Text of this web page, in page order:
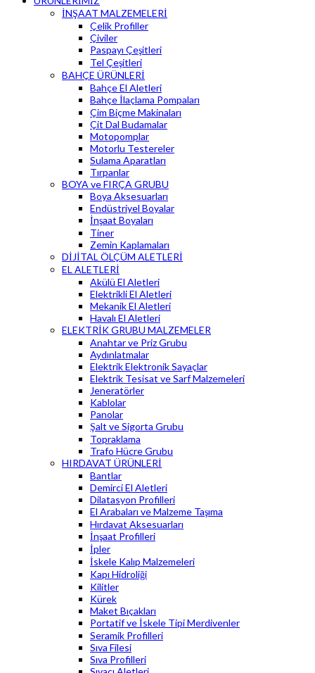
İNŞAAT MALZEMELERİ
Çelik Profiller
Çiviler
Paspayı Çeşitleri
Tel Çeşitleri
BAHÇE ÜRÜNLERİ
Bahçe El Aletleri
Bahçe İlaçlama Pompaları
Çim Biçme Makinaları
Çit Dal Budamalar
Motopomplar
Motorlu Testereler
Sulama Aparatları
Tırpanlar
BOYA ve FIRÇA GRUBU
Boya Aksesuarları
Endüstriyel Boyalar
İnşaat Boyaları
Tiner
Zemin Kaplamaları
DİJİTAL ÖLÇÜM ALETLERİ
EL ALETLERİ
Akülü El Aletleri
Elektrikli El Aletleri
Mekanik El Aletleri
Havalı El Aletleri
ELEKTRİK GRUBU MALZEMELER
Anahtar ve Priz Grubu
Aydınlatmalar
Elektrik Elektronik Sayaçlar
Elektrik Tesisat ve Sarf Malzemeleri
Jeneratörler
Kablolar
Panolar
Şalt ve Sigorta Grubu
Topraklama
Trafo Hücre Grubu
HIRDAVAT ÜRÜNLERİ
Bantlar
Demirci El Aletleri
Dilatasyon Profilleri
El Arabaları ve Malzeme Taşıma
Hırdavat Aksesuarları
İnşaat Profilleri
İpler
İskele Kalıp Malzemeleri
Kapı Hidroliği
Kilitler
Kürek
Maket Bıçakları
Portatif ve İskele Tipi Merdivenler
Seramik Profilleri
Sıva Filesi
Sıva Profilleri